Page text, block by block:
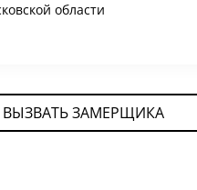
области
ВЫЗВАТЬ ЗАМЕРЩИКА